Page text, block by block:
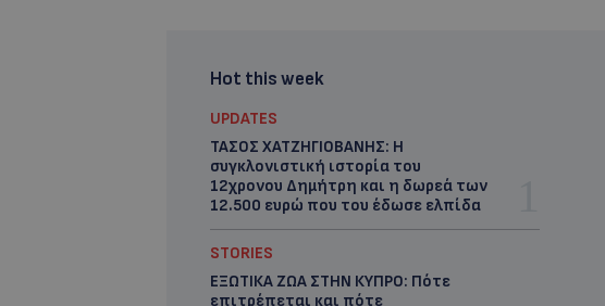
Hot this week
UPDATES
ΤΑΣΟΣ ΧΑΤΖΗΓΙΟΒΑΝΗΣ: Η
συγκλονιστική ιστορία του
12χρονου Δημήτρη και η δωρεά των
12.500 ευρώ που του έδωσε ελπίδα
STORIES
ΕΞΩΤΙΚΑ ΖΩΑ ΣΤΗΝ ΚΥΠΡΟ: Πότε
επιτρέπεται και πότε